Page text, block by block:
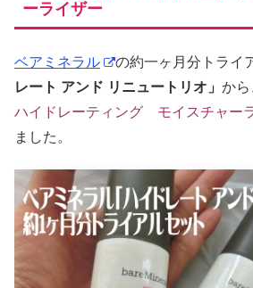
ーライザー
ベアミネラル の約一ヶ月分トライ
レート アンド リニュートリオ」 から
ハイドレーティング モイスチャー
ました。